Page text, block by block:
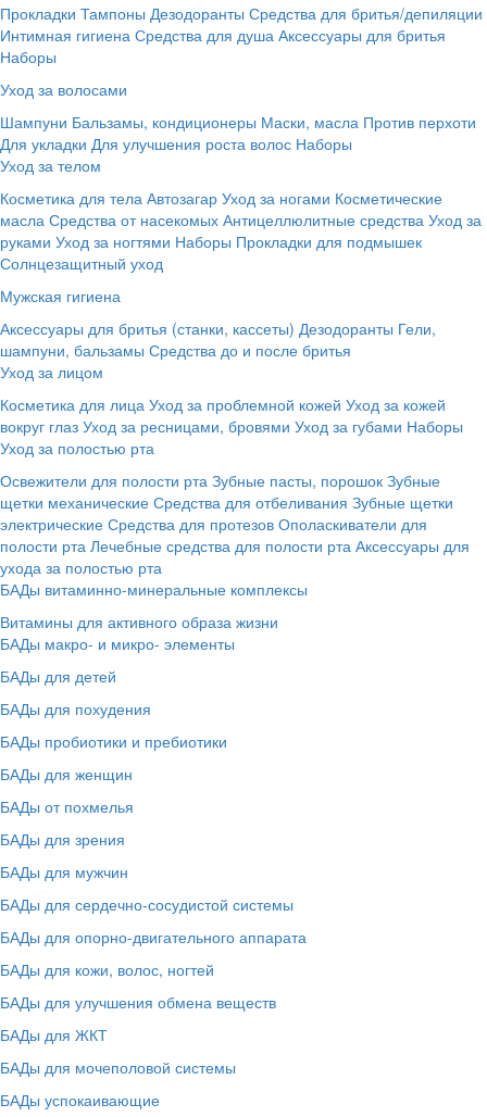
Прокладки Тампоны Дезодоранты Средства для бритья/депиляции
Интимная гигиена Средства для душа Аксессуары для бритья
Наборы
Уход за волосами
Шампуни Бальзамы, кондиционеры Маски, масла Против перхоти
Для укладки Для улучшения роста волос Наборы
Уход за телом
Косметика для тела Автозагар Уход за ногами Косметические
масла Средства от насекомых Антицеллюлитные средства Уход за
руками Уход за ногтями Наборы Прокладки для подмышек
Солнцезащитный уход
Мужская гигиена
Аксессуары для бритья (станки, кассеты) Дезодоранты Гели,
шампуни, бальзамы Средства до и после бритья
Уход за лицом
Косметика для лица Уход за проблемной кожей Уход за кожей
вокруг глаз Уход за ресницами, бровями Уход за губами Наборы
Уход за полостью рта
Освежители для полости рта Зубные пасты, порошок Зубные
щетки механические Средства для отбеливания Зубные щетки
электрические Средства для протезов Ополаскиватели для
полости рта Лечебные средства для полости рта Аксессуары для
ухода за полостью рта
БАДы витаминно-минеральные комплексы
Витамины для активного образа жизни
БАДы макро- и микро- элементы
БАДы для детей
БАДы для похудения
БАДы пробиотики и пребиотики
БАДы для женщин
БАДы от похмелья
БАДы для зрения
БАДы для мужчин
БАДы для сердечно-сосудистой системы
БАДы для опорно-двигательного аппарата
БАДы для кожи, волос, ногтей
БАДы для улучшения обмена веществ
БАДы для ЖКТ
БАДы для мочеполовой системы
БАДы успокаивающие